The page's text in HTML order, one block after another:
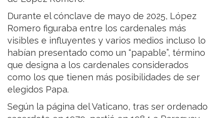
Durante el cónclave de mayo de 2025, López
Romero figuraba entre los cardenales más
visibles e influyentes y varios medios incluso lo
habían presentado como un “papable”, término
que designa a los cardenales considerados
como los que tienen más posibilidades de ser
elegidos Papa.
Según la página del Vaticano, tras ser ordenado